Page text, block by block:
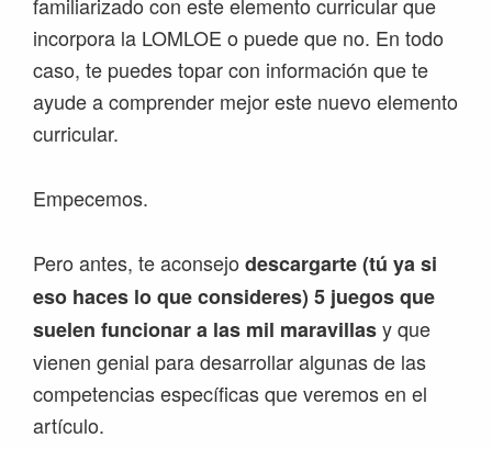
incorpora la LOMLOE o puede que no. En todo
caso, te puedes topar con información que te
ayude a comprender mejor este nuevo elemento
curricular.
Empecemos.
Pero antes, te aconsejo descargarte (tú ya si
eso haces lo que consideres) 5 juegos que
suelen funcionar a las mil maravillasy que
vienen genial para desarrollar algunas de las
competencias específicas que veremos en el
artículo.